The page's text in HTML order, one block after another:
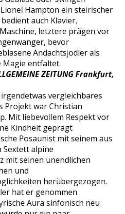
Hampton ein steirischer
auch Klavier,
letztere prägen vor
bevor
Andachtsjodler als
Magie entfaltet.
ZEITUNG Frankfurt,
vergleichbares
Projekt war Christian
Mit liebevollem Respekt vor
Kindheit geprägt
Posaunist mit seinem aus
Sextett alpine
mit seinen unendlichen
und
herübergezogen.
hat er genommen
Aura sinfonisch neu